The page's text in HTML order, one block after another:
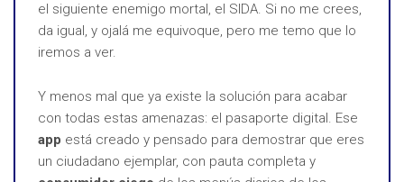
el siguiente enemigo mortal, el SIDA. Si no me crees,
da igual, y ojalá me equivoque, pero me temo que lo
iremos a ver.
Y menos mal que ya existe la solución para acabar
con todas estas amenazas: el pasaporte digital. Ese
app está creado y pensado para demostrar que eres
un ciudadano ejemplar, con pauta completa y